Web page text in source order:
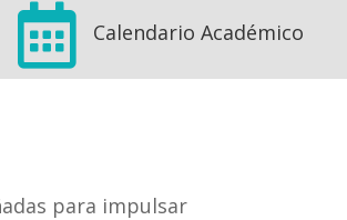
 Calendario Académico
para impulsar